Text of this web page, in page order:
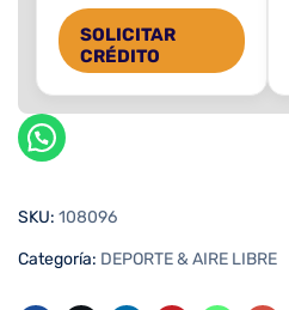
SOLICITAR
CRÉDITO
SKU: 108096
Categoría: DEPORTE & AIRE LIBRE